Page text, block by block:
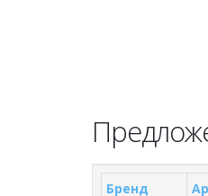
Бренд